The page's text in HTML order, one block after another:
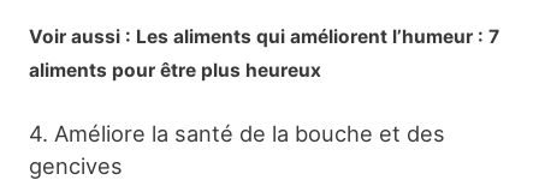
Voir aussi : Les aliments qui améliorent l’humeur : 7
aliments pour être plus heureux
4. Améliore la santé de la bouche et des
gencives